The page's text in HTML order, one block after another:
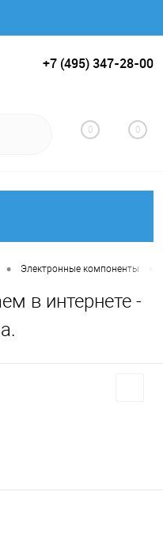
+7 (495) 347-28-00
0 0
• Электронные компоненты
в интернете -